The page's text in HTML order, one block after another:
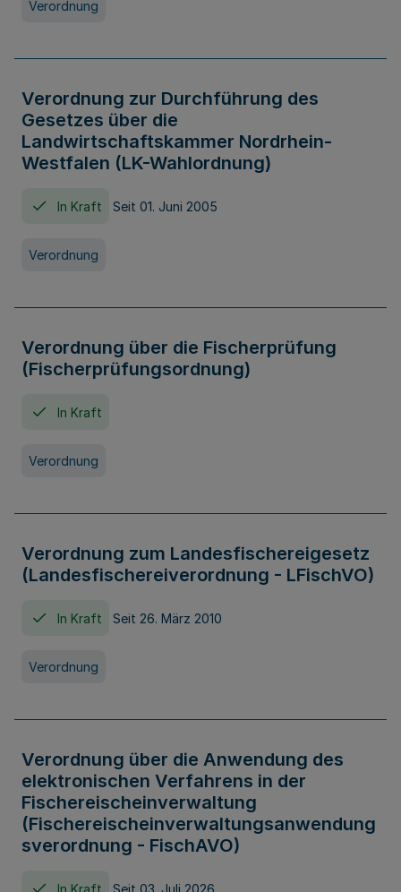
Verordnung
Verordnung zur Durchführung des
Gesetzes über die
Landwirtschaftskammer Nordrhein-
Westfalen (LK-Wahlordnung)
In Kraft Seit 01. Juni 2005
Verordnung
Verordnung über die Fischerprüfung
(Fischerprüfungsordnung)
In Kraft
Verordnung
Verordnung zum Landesfischereigesetz
(Landesfischereiverordnung - LFischVO)
In Kraft Seit 26. März 2010
Verordnung
Verordnung über die Anwendung des
elektronischen Verfahrens in der
Fischereischeinverwaltung
(Fischereischeinverwaltungsanwendung
sverordnung - FischAVO)
In Kraft Seit 03. Juli 2026